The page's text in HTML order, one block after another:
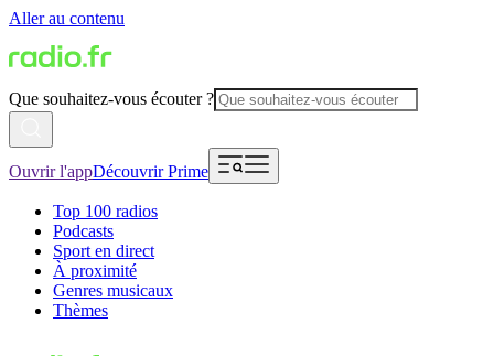
Aller au contenu
Que souhaitez-vous écouter ?
Ouvrir l'appDécouvrir Prime
Top 100 radios
Podcasts
Sport en direct
À proximité
Genres musicaux
Thèmes